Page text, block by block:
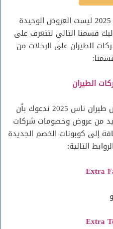
كما أن اخر عروض طيران ناس 2025 ليست العروض الوحيدة
قسمنا التالي لتتعرف على
الطيران على الرحلات من
الطيران
ثم ختامًا لماقلتنا عن اخر عروض طيران ناس 2025 ندعوك بأن
من عروض وخصومات شركات
إلى كوبونات الخصم الجديدة
التالية:
Extra
Extra